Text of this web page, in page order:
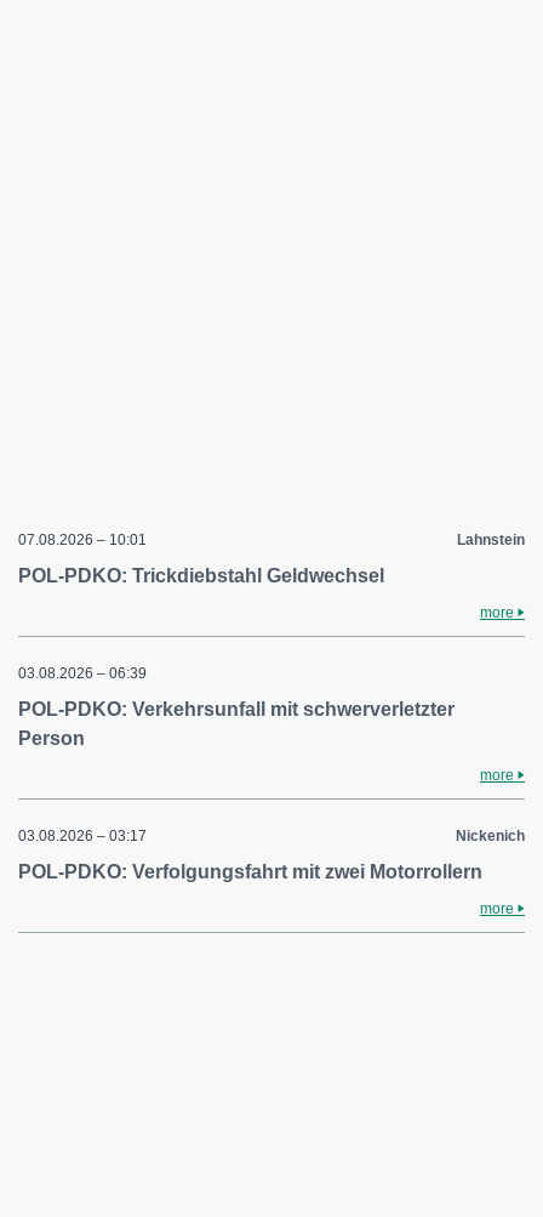
07.08.2026 – 10:01 Lahnstein
POL-PDKO: Trickdiebstahl Geldwechsel
more
03.08.2026 – 06:39
POL-PDKO: Verkehrsunfall mit schwerverletzter
Person
more
03.08.2026 – 03:17 Nickenich
POL-PDKO: Verfolgungsfahrt mit zwei Motorrollern
more